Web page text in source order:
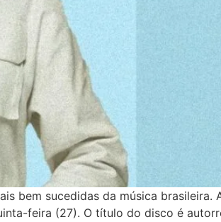
bem sucedidas da música brasileira.
feira (27). O título do disco é